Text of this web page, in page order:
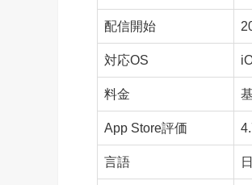
配信開始
対応OS
料金
App Store評価
言語